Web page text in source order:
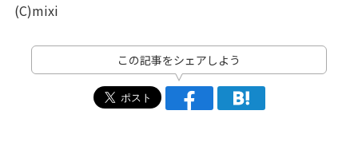
(C)mixi
この記事をシェアしよう